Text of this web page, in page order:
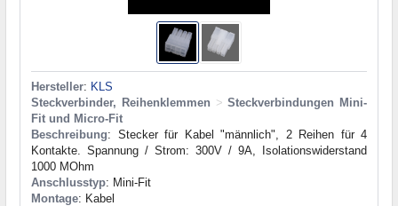
Hersteller: KLS
Steckverbinder, Reihenklemmen > Steckverbindungen Mini-
Fit und Micro-Fit
Beschreibung: Stecker für Kabel "männlich", 2 Reihen für 4
Kontakte. Spannung / Strom: 300V / 9A, Isolationswiderstand
1000 MOhm
Anschlusstyp: Mini-Fit
Montage: Kabel